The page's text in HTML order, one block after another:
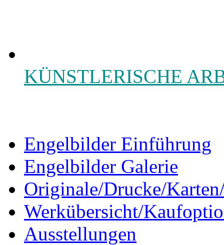
KÜNSTLERISCHE
Engelbilder Einführung
Engelbilder Galerie
Originale/Drucke/
Werkübersicht/
Ausstellungen